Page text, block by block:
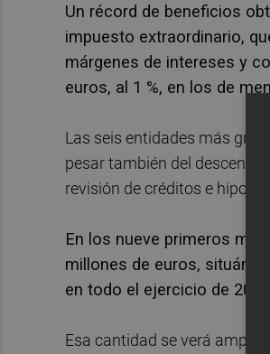
Un récord de beneficios
impuesto extraordinario,
márgenes de intereses y
euros, al 1 %, en los de
Las seis entidades más
pesar también del descenso
revisión de créditos e
En los nueve primeros
millones de euros,
en todo el ejercicio de 2023.
Esa cantidad se verá